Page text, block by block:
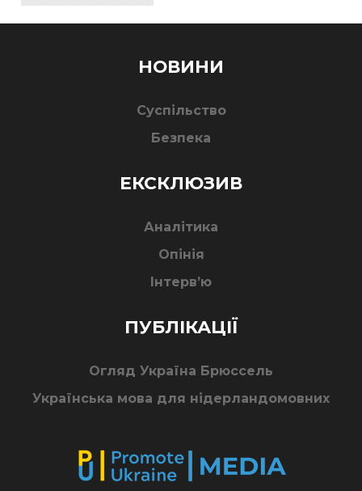
НОВИНИ
Суспільство
Безпека
ЕКСКЛЮЗИВ
Аналітика
Опінія
Інтерв’ю
ПУБЛІКАЦІЇ
Огляд Україна Брюссель
Українська мова для нідерландомовних